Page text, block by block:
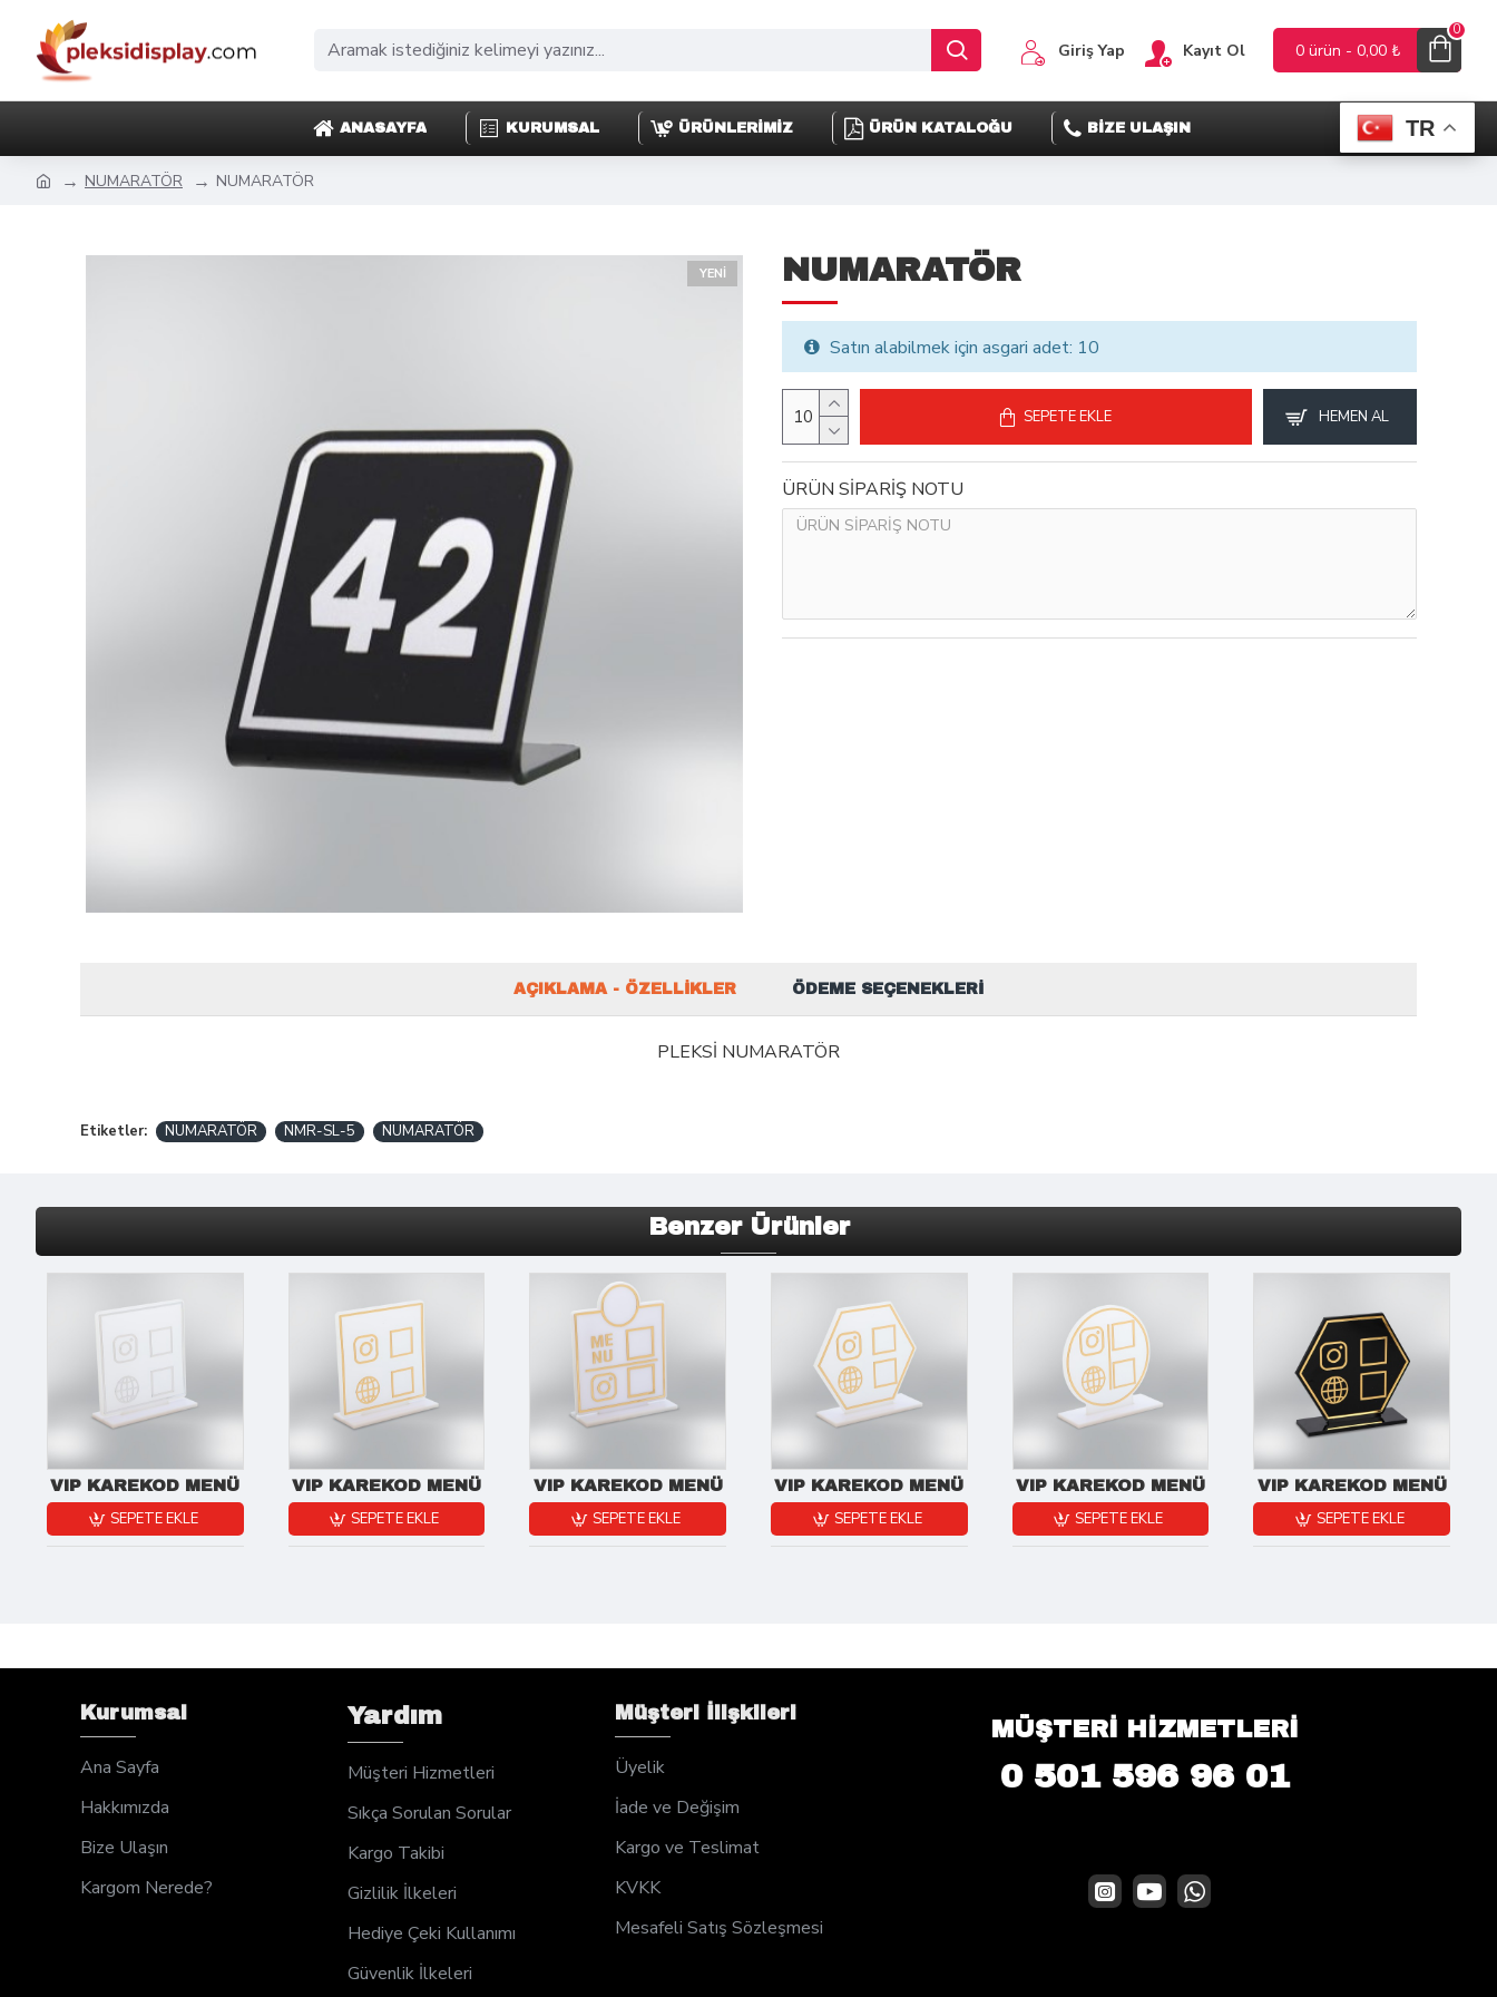
TR
Giriş Yap Kayıt Ol 0 ürün - 0,00 ₺
0
ANASAYFA KURUMSAL ÜRÜNLERİMİZ ÜRÜN KATALOĞU BİZE ULAŞIN
NUMARATÖR NUMARATÖR
YENI NUMARATÖR
ÜRÜN SİPARİŞ NOTU
SEPETE EKLE HEMEN AL
Satın alabilmek için asgari adet: 10
AÇIKLAMA - ÖZELLIKLER ÖDEME SEÇENEKLERI
PLEKSİ NUMARATÖR
Etiketler: NUMARATÖR NMR-SL-5 NUMARATÖR
Benzer Ürünler
VIP KAREKOD MENÜ
SEPETE EKLE
VIP KAREKOD MENÜ
SEPETE EKLE
VIP KAREKOD MENÜ
SEPETE EKLE
VIP KAREKOD MENÜ
SEPETE EKLE
VIP KAREKOD MENÜ
SEPETE EKLE
VIP KAREKOD MENÜ
SEPETE EKLE
Kurumsal
Ana Sayfa
Hakkımızda
Bize Ulaşın
Kargom Nerede?
Yardım
Müşteri Hizmetleri
Sıkça Sorulan Sorular
Kargo Takibi
Gizlilik İlkeleri
Hediye Çeki Kullanımı
Güvenlik İlkeleri
Müşteri İlişkileri
Üyelik
İade ve Değişim
Kargo ve Teslimat
KVKK
Mesafeli Satış Sözleşmesi
MÜŞTERİ HİZMETLERİ
0 501 596 96 01